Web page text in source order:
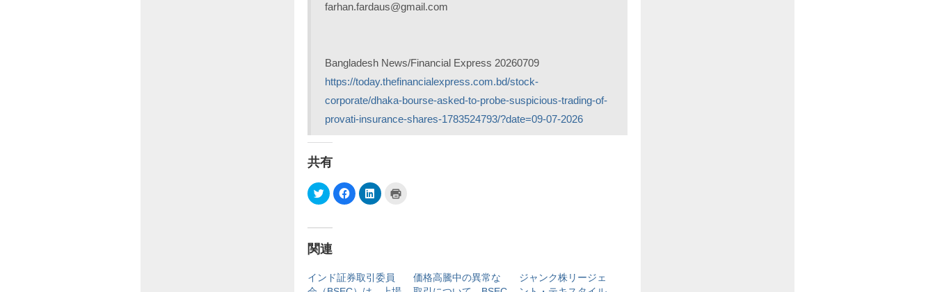
farhan.fardaus@gmail.com
Bangladesh News/Financial Express 20260709
https://today.thefinancialexpress.com.bd/stock-
corporate/dhaka-bourse-asked-to-probe-suspicious-trading-of-
provati-insurance-shares-1783524793/?date=09-07-2026
共有
ク
リ
T
w
t
F
a
有
す
ク
リ
e
d
関連
インド証券取引委員
価格高騰中の異常な
ジャンク株リージェ